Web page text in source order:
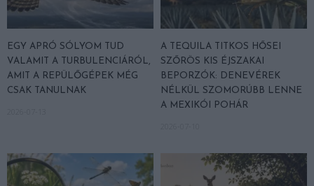
EGY APRÓ SÓLYOM TUD
VALAMIT A TURBULENCIÁRÓL,
AMIT A REPÜLŐGÉPEK MÉG
CSAK TANULNAK
A TEQUILA TITKOS HŐSEI
SZŐRÖS KIS ÉJSZAKAI
BEPORZÓK: DENEVÉREK
NÉLKÜL SZOMORÚBB LENNE
A MEXIKÓI POHÁR